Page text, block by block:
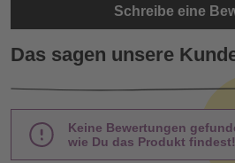
Schreibe eine
Das sagen unsere
Keine Bewertungen
wie Du das Produkt findest!